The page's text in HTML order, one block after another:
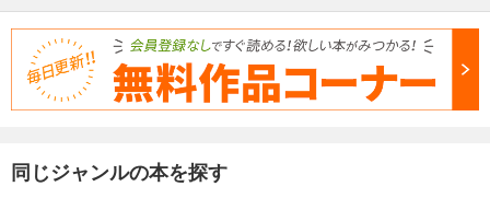
同じジャンルの本を探す